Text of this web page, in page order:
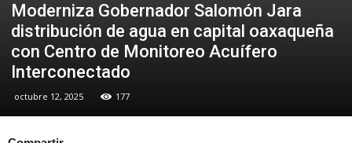
Moderniza Gobernador Salomón Jara
distribución de agua en capital oaxaqueña
con Centro de Monitoreo Acuífero
Interconectado
octubre 12, 2025 177